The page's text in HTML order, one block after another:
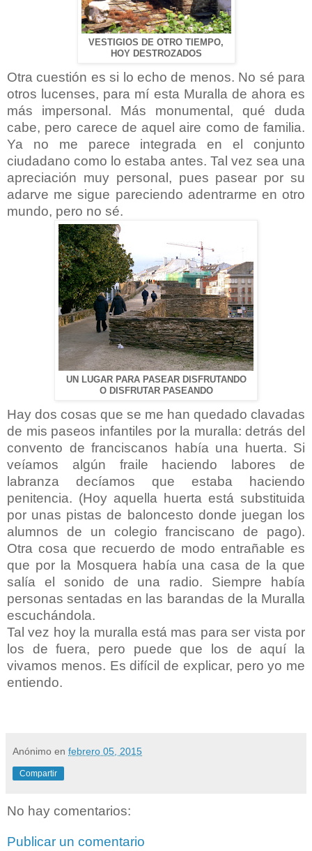
VESTIGIOS DE OTRO TIEMPO,
HOY DESTROZADOS
Otra cuestión es si lo echo de menos. No sé para
otros lucenses, para mí esta Muralla de ahora es
más impersonal. Más monumental, qué duda
cabe, pero carece de aquel aire como de familia.
Ya no me parece integrada en el conjunto
ciudadano como lo estaba antes. Tal vez sea una
apreciación muy personal, pues pasear por su
adarve me sigue pareciendo adentrarme en otro
mundo, pero no sé.
UN LUGAR PARA PASEAR DISFRUTANDO
O DISFRUTAR PASEANDO
Hay dos cosas que se me han quedado clavadas
de mis paseos infantiles por la muralla: detrás del
convento de franciscanos había una huerta. Si
veíamos algún fraile haciendo labores de
labranza decíamos que estaba haciendo
penitencia. (Hoy aquella huerta está substituida
por unas pistas de baloncesto donde juegan los
alumnos de un colegio franciscano de pago).
Otra cosa que recuerdo de modo entrañable es
que por la Mosquera había una casa de la que
salía el sonido de una radio. Siempre había
personas sentadas en las barandas de la Muralla
escuchándola.
Tal vez hoy la muralla está mas para ser vista por
los de fuera, pero puede que los de aquí la
vivamos menos. Es difícil de explicar, pero yo me
entiendo.
Anónimo en febrero 05, 2015
Compartir
No hay comentarios:
Publicar un comentario